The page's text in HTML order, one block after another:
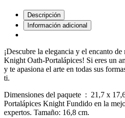
Descripción
Información adicional
¡Descubre la elegancia y el encanto
Knight Oath-Portalápices! Si eres un
y te apasiona el arte en todas sus
ti.
Dimensiones del paquete ‏ : ‎ 21,7 x 17,6 x 13,9 cm; 806 gramos
Portalápices Knight Fundido en la
expertos. Tamaño: 16,8 cm.